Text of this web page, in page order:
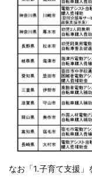
なお「1.子育て支援